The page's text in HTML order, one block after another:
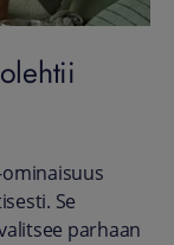
ominaisuus
Se
parhaan